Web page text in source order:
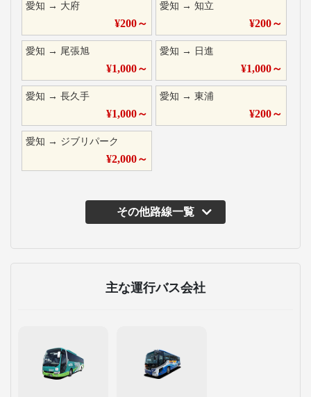
愛知 → 大府
¥200～
愛知 →知立
¥200～
愛知 → 尾張旭
¥1,000～
愛知 → 日進
¥1,000～
愛知 → 長久手
¥1,000～
愛知 →東浦
¥200～
愛知 → ジブリパーク
¥2,000～
その他路線一覧
主な運行バス会社